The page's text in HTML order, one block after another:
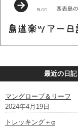
最近の日記
マングローブ＆リーフ
2024年4月19日
トレッキング＋α